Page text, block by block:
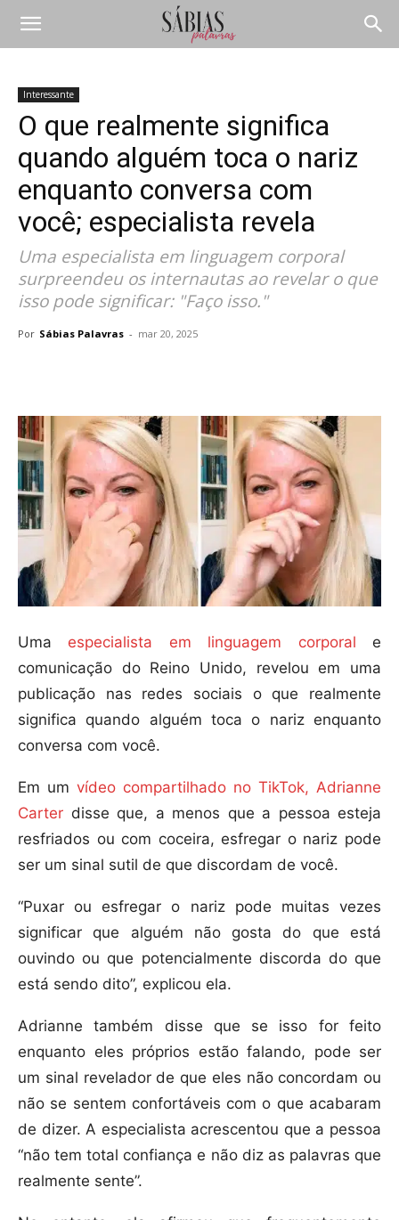
Interessante
O que realmente significa
quando alguém toca o nariz
enquanto conversa com
você; especialista revela
Uma especialista em linguagem corporal
surpreendeu os internautas ao revelar o que
isso pode significar: "Faço isso."
Por Sábias Palavras - mar 20, 2025
Uma especialista em linguagem corporal e
comunicação do Reino Unido, revelou em uma
publicação nas redes sociais o que realmente
significa quando alguém toca o nariz enquanto
conversa com você.
Em um vídeo compartilhado no TikTok, Adrianne
Carter disse que, a menos que a pessoa esteja
resfriados ou com coceira, esfregar o nariz pode
ser um sinal sutil de que discordam de você.
“Puxar ou esfregar o nariz pode muitas vezes
significar que alguém não gosta do que está
ouvindo ou que potencialmente discorda do que
está sendo dito”, explicou ela.
Adrianne também disse que se isso for feito
enquanto eles próprios estão falando, pode ser
um sinal revelador de que eles não concordam ou
não se sentem confortáveis com o que acabaram
de dizer. A especialista acrescentou que a pessoa
“não tem total confiança e não diz as palavras que
realmente sente”.